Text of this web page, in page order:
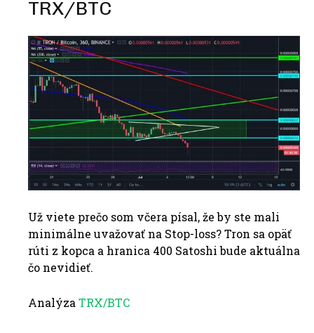
TRX/BTC
Už viete prečo som včera písal, že by ste mali
minimálne uvažovať na Stop-loss? Tron sa opäť
rúti z kopca a hranica 400 Satoshi bude aktuálna
čo nevidieť.
Analýza TRX/BTC